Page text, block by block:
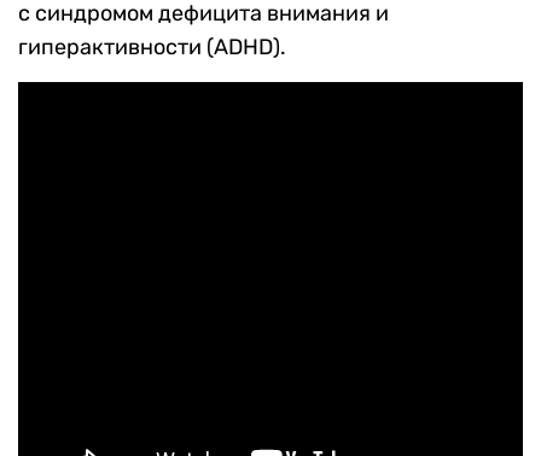
с синдромом дефицита внимания и
гиперактивности (ADHD).